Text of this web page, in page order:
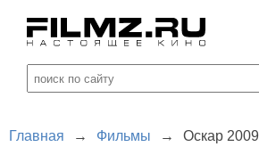
Главная → Фильмы → Оскар 2009